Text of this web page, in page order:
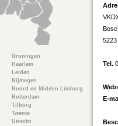
Groningen
Haarlem
Leiden
Nijmegen
Noord en Midden Limburg
Rotterdam
Tilburg
Twente
Utrecht
Tel.
E-